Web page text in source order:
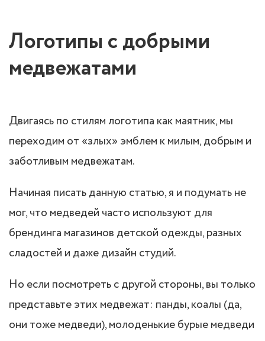
Логотипы с добрыми
медвежатами
Двигаясь по стилям логотипа как маятник, мы
переходим от «злых» эмблем к милым, добрым и
заботливым медвежатам.
Начиная писать данную статью, я и подумать не
мог, что медведей часто используют для
брендинга магазинов детской одежды, разных
сладостей и даже дизайн студий.
Но если посмотреть с другой стороны, вы только
представьте этих медвежат: панды, коалы (да,
они тоже медведи), молоденькие бурые медведи